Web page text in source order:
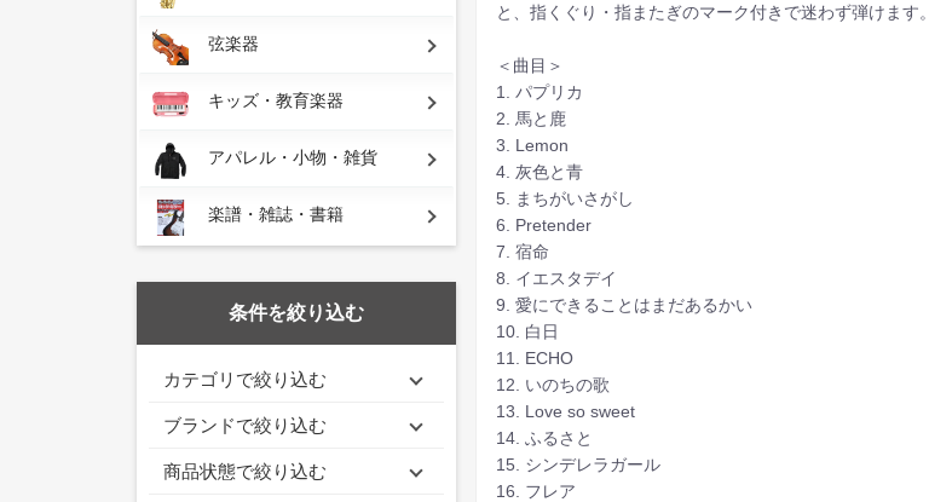
弦楽器
キッズ・教育楽器
アパレル・小物・雑貨
楽譜・雑誌・書籍
条件を絞り込む
カテゴリで絞り込む
ブランドで絞り込む
商品状態で絞り込む
と、指くぐり・指またぎのマーク付きで迷わず弾けます。
＜曲目＞
1. パプリカ
2. 馬と鹿
3. Lemon
4. 灰色と青
5. まちがいさがし
6. Pretender
7. 宿命
8. イエスタデイ
9. 愛にできることはまだあるかい
10. 白日
11. ECHO
12. いのちの歌
13. Love so sweet
14. ふるさと
15. シンデレラガール
16. フレア